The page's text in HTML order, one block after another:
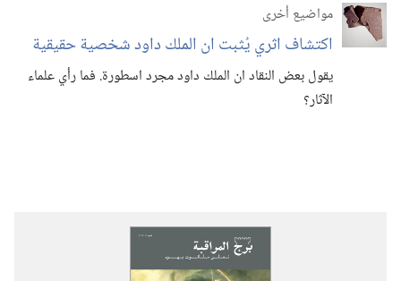
مواضيع أخرى
اكتشاف اثري يُثبت ان الملك داود شخصية حقيقية
يقول بعض النقاد ان الملك داود مجرد اسطورة.‏ فما رأي علماء
الآثار؟‏